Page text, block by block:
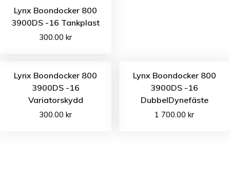
Lynx Boondocker 800
3900DS -16 Tankplast
300.00kr
Lynx Boondocker 800
3900DS -16
Variatorskydd
300.00kr
Lynx Boondocker 800
3900DS -16
DubbelDynefäste
1 700.00kr